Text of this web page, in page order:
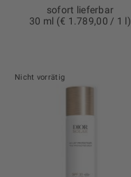
sofort lieferbar
30 ml (€ 1.789,00 / 1 l)
Nicht vorrätig